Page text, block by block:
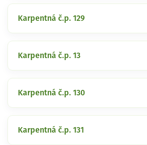
Karpentná č.p. 129
Karpentná č.p. 13
Karpentná č.p. 130
Karpentná č.p. 131